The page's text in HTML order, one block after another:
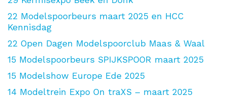
22 Modelspoorbeurs maart 2025 en HCC
Kennisdag
22 Open Dagen Modelspoorclub Maas & Waal
15 Modelspoorbeurs SPIJKSPOOR maart 2025
15 Modelshow Europe Ede 2025
14 Modeltrein Expo On traXS – maart 2025